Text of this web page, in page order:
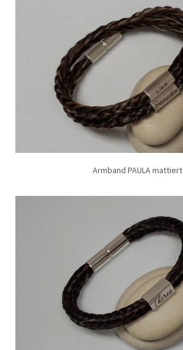
Armband PAULA mattiert